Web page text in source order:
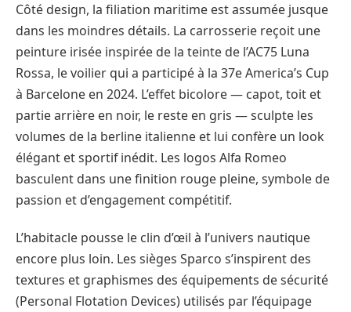
Côté design, la filiation maritime est assumée jusque
dans les moindres détails. La carrosserie reçoit une
peinture irisée inspirée de la teinte de l’AC75 Luna
Rossa, le voilier qui a participé à la 37e America’s Cup
à Barcelone en 2024. L’effet bicolore — capot, toit et
partie arrière en noir, le reste en gris — sculpte les
volumes de la berline italienne et lui confère un look
élégant et sportif inédit. Les logos Alfa Romeo
basculent dans une finition rouge pleine, symbole de
passion et d’engagement compétitif.
L’habitacle pousse le clin d’œil à l’univers nautique
encore plus loin. Les sièges Sparco s’inspirent des
textures et graphismes des équipements de sécurité
(Personal Flotation Devices) utilisés par l’équipage